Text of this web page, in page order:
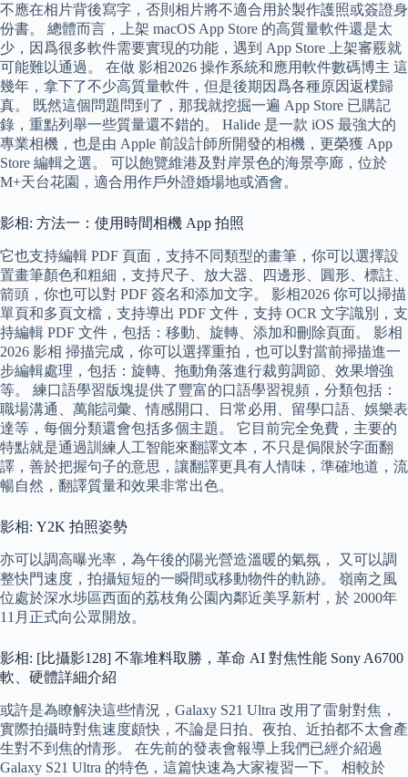
不應在相片背後寫字，否則相片將不適合用於製作護照或簽證身
份書。 總體而言，上架 macOS App Store 的高質量軟件還是太
少，因爲很多軟件需要實現的功能，遇到 App Store 上架審覈就
可能難以通過。 在做 影相2026 操作系統和應用軟件數碼博主 這
幾年，拿下了不少高質量軟件，但是後期因爲各種原因返樸歸
真。 既然這個問題問到了，那我就挖掘一遍 App Store 已購記
錄，重點列舉一些質量還不錯的。 Halide 是一款 iOS 最強大的
專業相機，也是由 Apple 前設計師所開發的相機，更榮獲 App
Store 編輯之選。 可以飽覽維港及對岸景色的海景亭廊，位於
M+天台花園，適合用作戶外證婚場地或酒會。
影相: 方法一：使用時間相機 App 拍照
它也支持編輯 PDF 頁面，支持不同類型的畫筆，你可以選擇設
置畫筆顏色和粗細，支持尺子、放大器、四邊形、圓形、標註、
箭頭，你也可以對 PDF 簽名和添加文字。 影相2026 你可以掃描
單頁和多頁文檔，支持導出 PDF 文件，支持 OCR 文字識別，支
持編輯 PDF 文件，包括：移動、旋轉、添加和刪除頁面。 影相
2026 影相 掃描完成，你可以選擇重拍，也可以對當前掃描進一
步編輯處理，包括：旋轉、拖動角落進行裁剪調節、效果增強
等。 練口語學習版塊提供了豐富的口語學習視頻，分類包括：
職場溝通、萬能詞彙、情感開口、日常必用、留學口語、娛樂表
達等，每個分類還會包括多個主題。 它目前完全免費，主要的
特點就是通過訓練人工智能來翻譯文本，不只是侷限於字面翻
譯，善於把握句子的意思，讓翻譯更具有人情味，準確地道，流
暢自然，翻譯質量和效果非常出色。
影相: Y2K 拍照姿勢
亦可以調高曝光率，為午後的陽光營造溫暖的氣氛， 又可以調
整快門速度，拍攝短短的一瞬間或移動物件的軌跡。 嶺南之風
位處於深水埗區西面的荔枝角公園內鄰近美孚新村，於 2000年
11月正式向公眾開放。
影相: [比攝影128] 不靠堆料取勝，革命 AI 對焦性能 Sony A6700
軟、硬體詳細介紹
或許是為瞭解決這些情況，Galaxy S21 Ultra 改用了雷射對焦，
實際拍攝時對焦速度頗快，不論是日拍、夜拍、近拍都不太會產
生對不到焦的情形。 在先前的發表會報導上我們已經介紹過
Galaxy S21 Ultra 的特色，這篇快速為大家複習一下。 相較於